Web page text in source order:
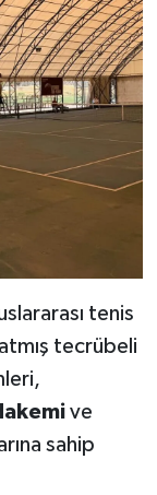
tenis
tecrübeli
ve
sahip